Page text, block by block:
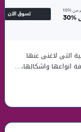
التى لاغنى عنها
انواعها واشكالها،…